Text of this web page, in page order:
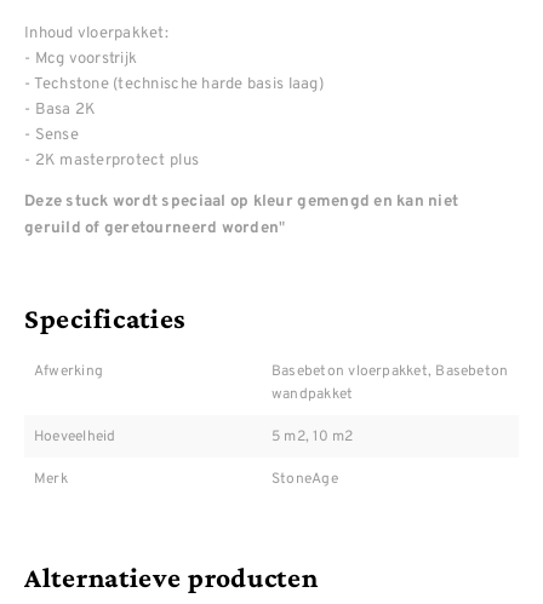
Inhoud vloerpakket:
- Mcg voorstrijk
- Techstone (technische harde basis laag)
- Basa 2K
- Sense
- 2K masterprotect plus
Deze stuck wordt speciaal op kleur gemengd en kan niet
geruild of geretourneerd worden"
Specificaties
Afwerking
Basebeton vloerpakket, Basebeton
wandpakket
Hoeveelheid 5 m2, 10 m2
Merk StoneAge
Alternatieve producten